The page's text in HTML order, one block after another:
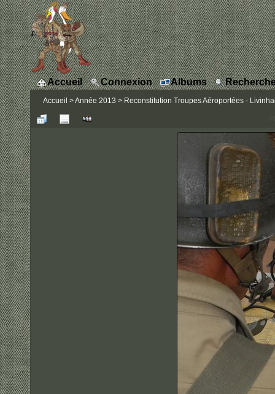
Accueil Connexion Albums
Accueil >Année 2013 > Reconstitution Troupes Aéroportées -